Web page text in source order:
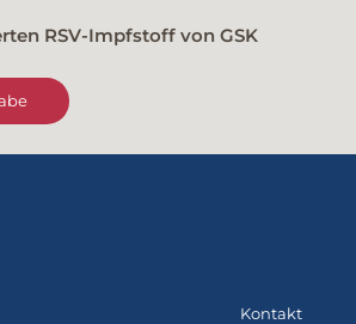
RSV-Impfstoff von GSK
Kontakt